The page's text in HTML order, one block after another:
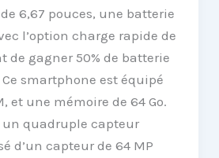
6,67 pouces, une batterie
l’option charge rapide de
de gagner 50% de batterie
smartphone est équipé
et une mémoire de 64 Go.
un quadruple capteur
d’un capteur de 64 MP